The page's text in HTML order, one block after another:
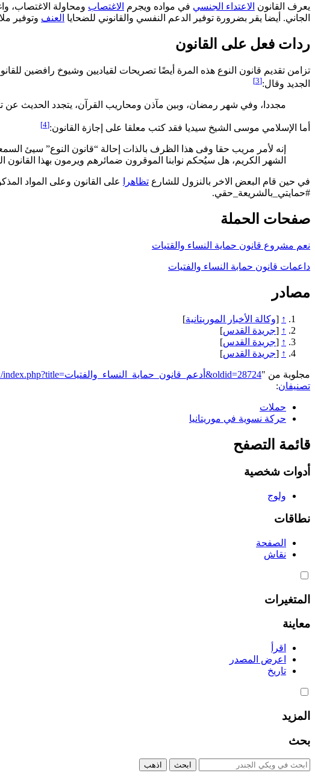
يعرف القانون الاعتداء الجنسي في مواده ويجرم الاغتصاب ومحاولة الاغتصاب،
الجاني. أيضا يقر بضرورة توفير الدعم النفسي والقانوني للضحايا العنف وتوفير
ردات فعل على القانون
تزامن تقديم قانون النوع هذه المرة أيضًا تصريحات لقياديين وشيوخ رافضين
الجديد وقال:[3]
مجددا، وفي شهر رمضان، وبين مآذن ومحاريب القرآن، يتجدد الحديث
أما الإسلامي موسى الشيخ سيديا فقد كتب معلقا على إجازة القانون:[4]
إنه لأمر مريب حقا وفى هذا الظرف بالذات إحالة “قانون النوع” سيئ
الشهر الكريم، هل سيُحكم نوابنا الموقرون ضمائرهم ويرمون بهذا القانون
في حين قام البعض الاخر بالنزول للشارع تظاهرا
على القانون وعلى المواد
#حمايتي_بالشريعة_حقي.
صفحات الحملة
نعم مشروع قانون حماية النساء والقتيات
داعمات قانون حمابة النساء والفتيات
مصادر
↑
[وكالة الأخبار الموريتانية]
↑
[جريدة القدس]
↑
[جريدة القدس]
↑
[جريدة القدس]
مجلوبة من "https://genderiyya.xyz/mw/index.php?title=أدعم_قانون_حماية_النساء_والفتيات&oldid=28724
تصنيفان:
حملات
حركة نسوية في موريتانيا
قائمة التصفح
أدوات شخصية
ولوج
نطاقات
الصفحة
نقاش
المتغيرات
معاينة
اقرأ
اعرض المصدر
تاريخ
المزيد
بحث